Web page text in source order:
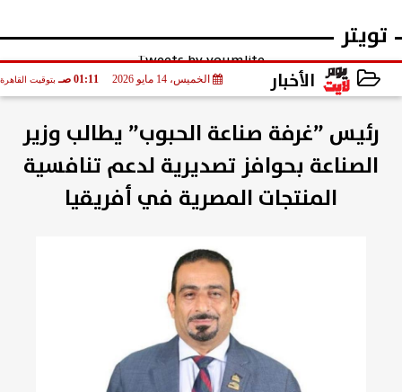
تويتر
Tweets by youmlite
الأخبار الخميس، 14 مايو 2026 01:11 صـ بتوقيت القاهرة
رئيس ”غرفة صناعة الحبوب” يطالب وزير
الصناعة بحوافز تصديرية لدعم تنافسية
المنتجات المصرية في أفريقيا